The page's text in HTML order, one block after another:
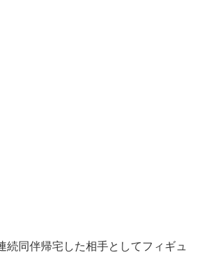
続同伴帰宅した相手としてフィギュ